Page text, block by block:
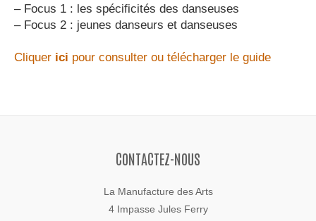
– Focus 1 : les spécificités des danseuses
– Focus 2 : jeunes danseurs et danseuses
Cliquer ici pour consulter ou télécharger le guide
CONTACTEZ-NOUS
La Manufacture des Arts
4 Impasse Jules Ferry